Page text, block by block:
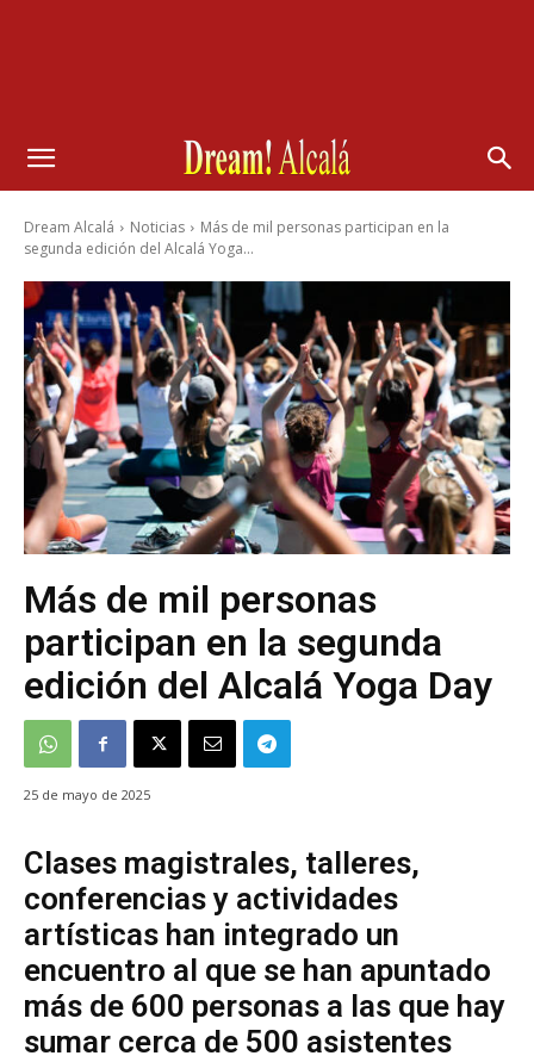
Dream Alcalá Noticias
Más de mil personas participan en la
segunda edición del Alcalá Yoga...
Más de mil personas
participan en la segunda
edición del Alcalá Yoga Day
25 de mayo de 2025
Clases magistrales, talleres,
conferencias y actividades
artísticas han integrado un
encuentro al que se han apuntado
más de 600 personas a las que hay
sumar cerca de 500 asistentes